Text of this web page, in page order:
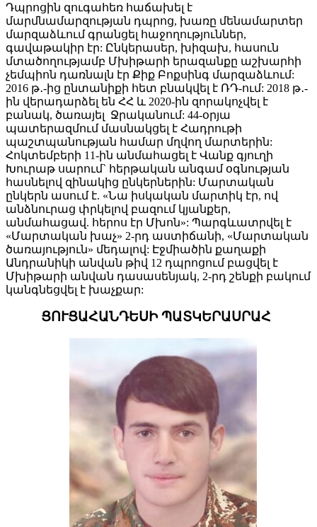
Դպրոցին զուգահեռ հաճախել է
մարմնամարզության դպրոց, խառը մենամարտեր
մարզաձևում գրանցել հաջողություններ,
գավաթակիր էր: Ընկերասեր, խիզախ, հասուն
մտածողությամբ Մխիթարի երազանքը աշխարհի
չեմպիոն դառնալն էր Քիք Բոքսինգ մարզաձևում:
2016 թ․-ից ընտանիքի հետ բնակվել է ՌԴ-ում: 2018 թ․-
ին վերադարձել են ՀՀ և 2020-ին զորակոչվել է
բանակ, ծառայել Ջրականում: 44-օրյա
պատերազմում մասնակցել է Հադրութի
պաշտպանության համար մղվող մարտերին:
Հոկտեմբերի 11-ին անմահացել է Վանք գյուղի
Խուրաթ սարում` հերթական անգամ օգնության
հասնելով զինակից ընկերներին: Մարտական
ընկերն ասում է. «Նա իսկական մարտիկ էր, ով
անձնուրաց փրկելով բազում կյանքեր,
անմահացավ. հերոս էր Մխոն»: Պարգևատրվել է
«Մարտական խաչ» 2-րդ աստիճանի, «Մարտական
ծառայություն» մեդալով: Էջմիածին քաղաքի
Անդրանիկի անվան թիվ 12 դպրոցում բացվել է
Մխիթարի անվան դասասենյակ, 2-րդ շենքի բակում
կանգնեցվել է խաչքար:
ՑՈՒՑԱՀԱՆԴԵՍԻ ՊԱՏԿԵՐԱՍՐԱՀ